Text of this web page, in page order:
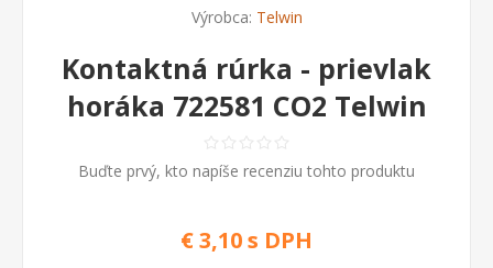
Výrobca: Telwin
Kontaktná rúrka - prievlak
horáka 722581 CO2 Telwin
Buďte prvý, kto napíše recenziu tohto produktu
€ 3,10 s DPH